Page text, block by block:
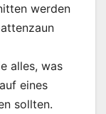
werden
alles, was
eines
sollten.